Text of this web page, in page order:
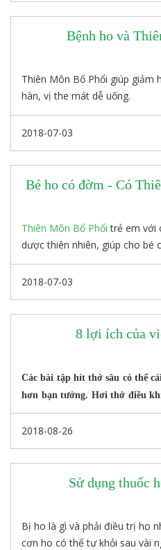
Bệnh ho và
Thiên Môn Bổ Phổi giúp giảm
hàn, vị the mát dễ uống.
Sản phẩm ở dạng nước nên
được cơ thể hấp thụ, phù hợp
Thiên Môn Bổ Phổi phát huy
trị các cơn ho và các loại
2018-07-03
Bé ho có đờm - Có
Thiên Môn Bổ Phổi trẻ em với
dược thiên nhiên, giúp cho bé
chống lại mọi tác nhân gây ho
đến đường hô hấp.
2018-07-03
8 lợi ích của
Các bài tập hít thở sâu có thể
hơn bạn tưởng. Hơi thở điều
lại.
2018-08-26
Sử dụng thuốc
Bị ho là gì và phải điều trị ho
cơn ho có thể tự khỏi sau vài